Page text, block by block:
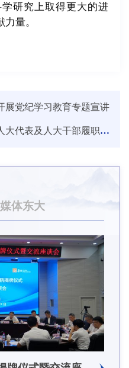
研究上取得更大的进
量。
展党纪学习教育专题宣讲
干部履职能力提升培训班在东北大学举办
媒体东大